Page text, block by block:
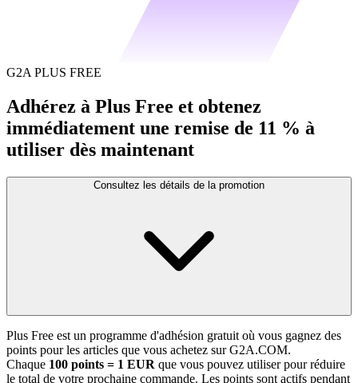
G2A PLUS FREE
Adhérez à Plus Free et obtenez
immédiatement une remise de 11 % à
utiliser dès maintenant
Consultez les détails de la promotion
Plus Free est un programme d'adhésion gratuit où vous gagnez des
points pour les articles que vous achetez sur G2A.COM.
Chaque 100 points = 1 EUR que vous pouvez utiliser pour réduire
le total de votre prochaine commande. Les points sont actifs pendant